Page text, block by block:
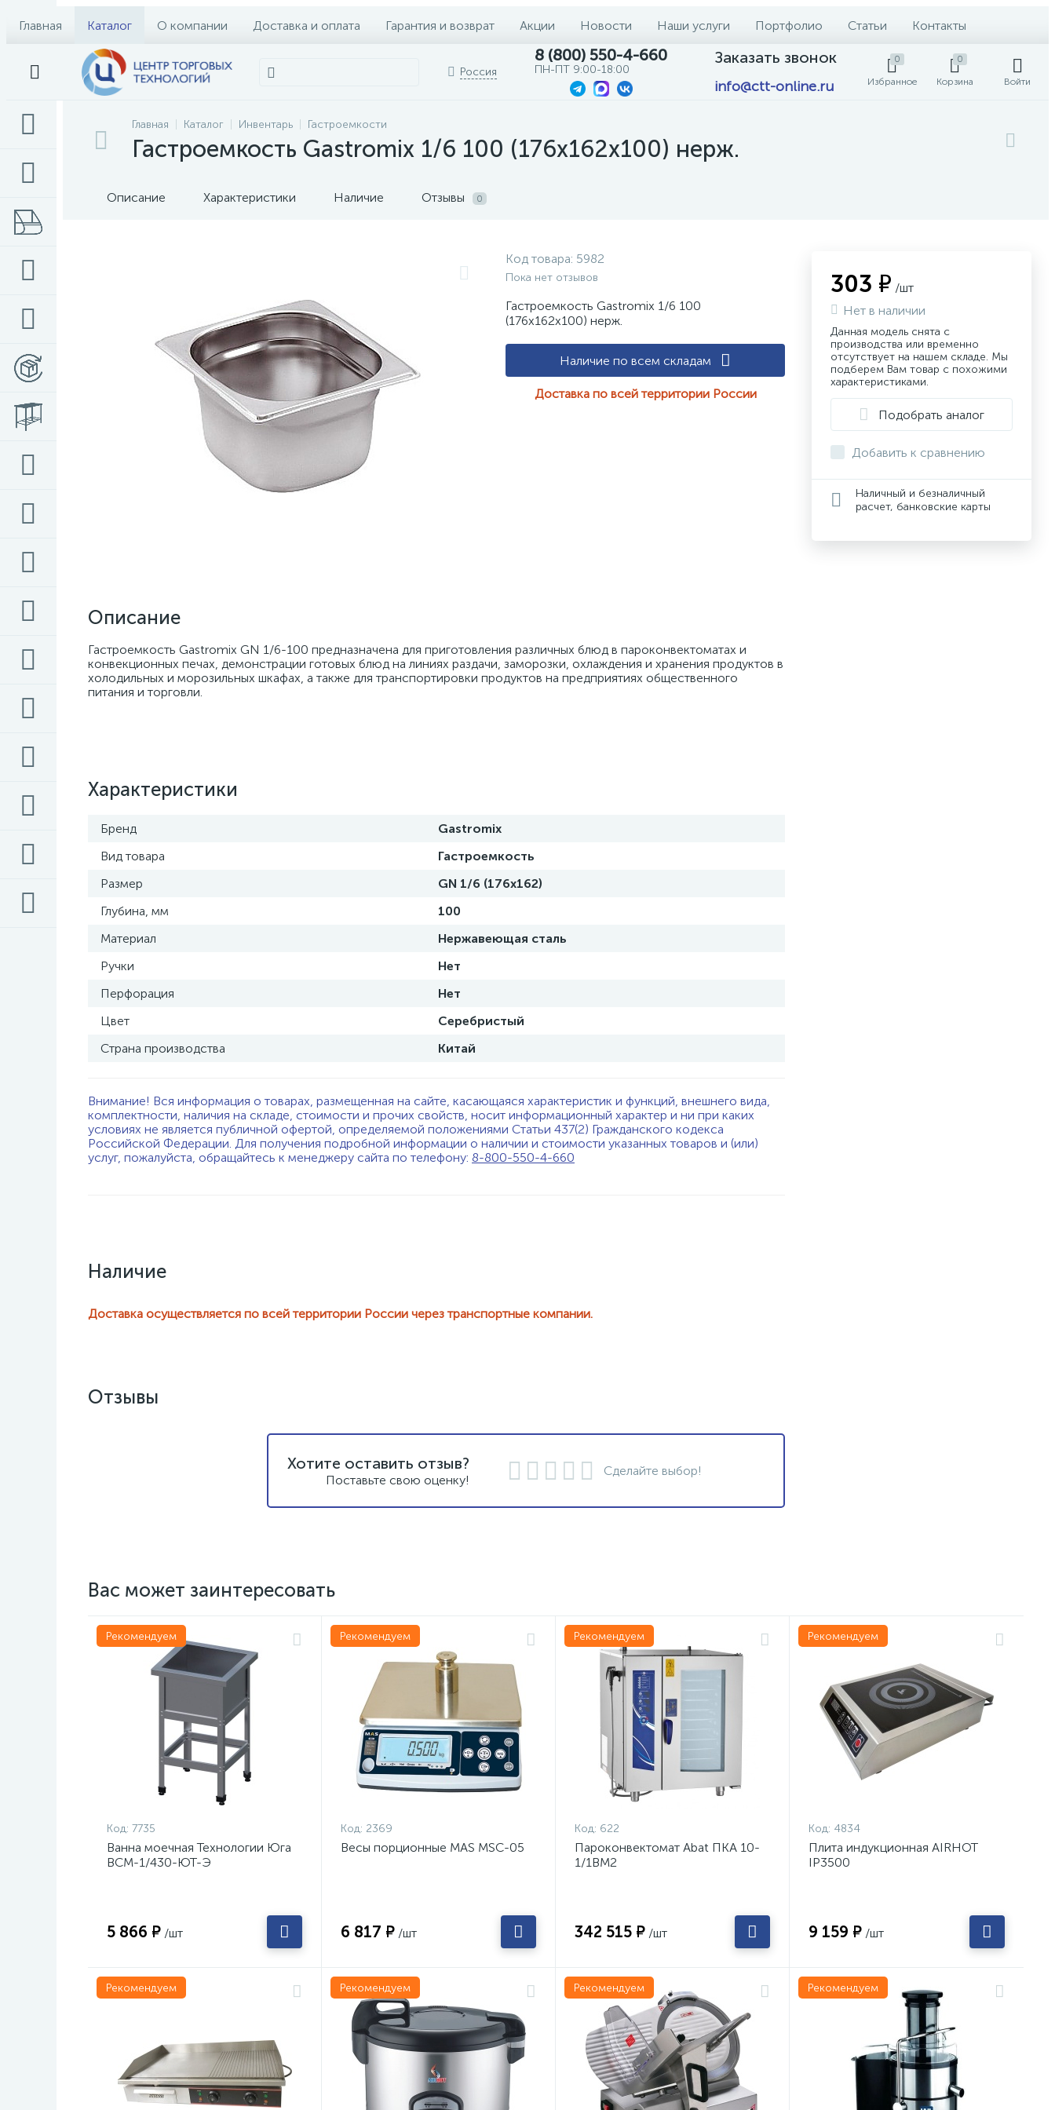
Главная Каталог О компании Доставка и оплата Гарантия и возврат Акции Новости Наши услуги Портфолио Статьи Контакты
Россия
8 (800) 550-4-660
ПН-ПТ 9:00-18:00
Заказать звонок
info@ctt-online.ru
0
Избранное
0
Корзина Войти
Главная Каталог Инвентарь Гастроемкости
Гастроемкость Gastromix 1/6 100 (176х162х100) нерж.
Описание Характеристики Наличие Отзывы 0
Код товара: 5982
Пока нет отзывов
Гастроемкость Gastromix 1/6 100
(176х162х100) нерж.
Наличие по всем складам
Доставка по всей территории России
Описание
Гастроемкость Gastromix GN 1/6-100 предназначена для приготовления различных блюд в пароконвектоматах и
конвекционных печах, демонстрации готовых блюд на линиях раздачи, заморозки, охлаждения и хранения продуктов в
холодильных и морозильных шкафах, а также для транспортировки продуктов на предприятиях общественного
питания и торговли.
Характеристики
Бренд
Gastromix
Вид товара
Гастроемкость
Размер
GN 1/6 (176x162)
Глубина, мм
100
Материал
Нержавеющая сталь
Ручки
Нет
Перфорация
Нет
Цвет
Серебристый
Страна производства
Китай
Внимание! Вся информация о товарах, размещенная на сайте, касающаяся характеристик и функций, внешнего вида,
комплектности, наличия на складе, стоимости и прочих свойств, носит информационный характер и ни при каких
условиях не является публичной офертой, определяемой положениями Статьи 437(2) Гражданского кодекса
Российской Федерации. Для получения подробной информации о наличии и стоимости указанных товаров и (или)
услуг, пожалуйста, обращайтесь к менеджеру сайта по телефону: 8-800-550-4-660
Наличие
Доставка осуществляется по всей территории России через транспортные компании.
303 ₽ /шт
Нет в наличии
Данная модель снята с
производства или временно
отсутствует на нашем складе. Мы
подберем Вам товар с похожими
характеристиками.
Подобрать аналог
Добавить к сравнению
Наличный и безналичный
расчет, банковские карты
Отзывы
Хотите оставить отзыв?
Поставьте свою оценку!
Сделайте выбор!
Вас может заинтересовать
Рекомендуем
Код: 7735
Ванна моечная Технологии Юга
ВСМ-1/430-ЮТ-Э
5 866 ₽ /шт
Рекомендуем
Код: 2369
Весы порционные MAS MSC-05
6 817 ₽ /шт
Рекомендуем
Код: 622
Пароконвектомат Abat ПКА 10-
1/1ВМ2
342 515 ₽ /шт
Рекомендуем
Код: 4834
Плита индукционная AIRHOT
IP3500
9 159 ₽ /шт
Рекомендуем Рекомендуем Рекомендуем Рекомендуем